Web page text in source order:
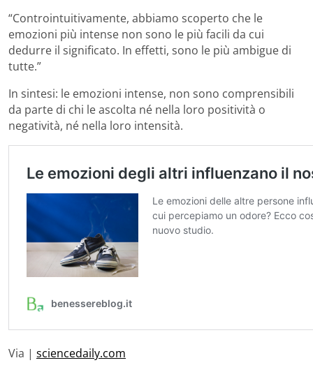
“Controintuitivamente, abbiamo scoperto che le
emozioni più intense non sono le più facili da cui
dedurre il significato. In effetti, sono le più ambigue di
tutte.”
In sintesi: le emozioni intense, non sono comprensibili
da parte di chi le ascolta né nella loro positività o
negatività, né nella loro intensità.
Via | sciencedaily.com